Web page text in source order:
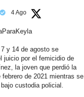
4 Ago
y 14 de agosto se
juicio por el femicidio de
la joven que perdió la
febrero de 2021 mientras se
custodia policial.